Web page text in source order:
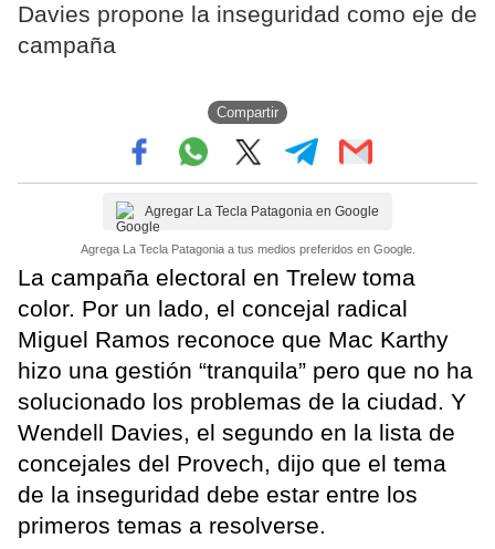
Davies propone la inseguridad como eje de
campaña
Compartir
Agregar La Tecla Patagonia en Google
Agrega La Tecla Patagonia a tus medios preferidos en Google.
La campaña electoral en Trelew toma
color. Por un lado, el concejal radical
Miguel Ramos reconoce que Mac Karthy
hizo una gestión “tranquila” pero que no ha
solucionado los problemas de la ciudad. Y
Wendell Davies, el segundo en la lista de
concejales del Provech, dijo que el tema
de la inseguridad debe estar entre los
primeros temas a resolverse.